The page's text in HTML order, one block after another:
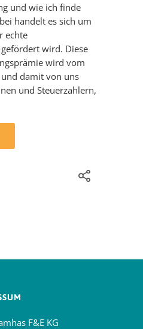
und wie ich finde
handelt es sich um
echte
wird. Diese
wird vom
damit von uns
und Steuerzahlern,
F&E KG